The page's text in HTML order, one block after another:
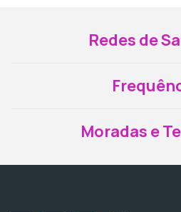
Redes de
Moradas e